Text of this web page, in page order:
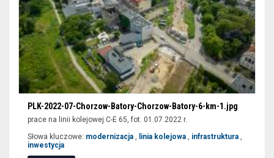
PLK-2022-07-Chorzow-Batory-Chorzow-Batory-6-km-1.jpg
prace na linii kolejowej C-E 65, fot. 01.07.2022 r.
Słowa kluczowe: modernizacja , linia kolejowa , infrastruktura ,
inwestycja